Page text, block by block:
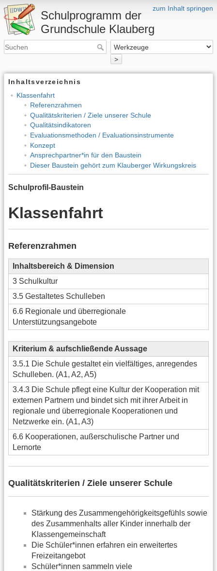
zum Inhalt springen
Schulprogramm der
Grundschule Klauberg
>
Inhaltsverzeichnis
Klassenfahrt
Referenzrahmen
Qualitätskriterien / Ziele unserer Schule
Qualitätsindikatoren
Evaluationsmethoden / Evaluationsinstrumente
Konzept
Ansprechpartner*in für den Baustein
Dieser Baustein gehört zum Klauberger Wirkungskreis
Schulprofil-Baustein
Klassenfahrt
Referenzrahmen
Inhaltsbereich & Dimension
3 Schulkultur
3.5 Gestaltetes Schulleben
6.6 Regionale und überregionale
Unterstützungsangebote
Kriterium & aufschließende Aussage
3.5.1 Die Schule gestaltet ein vielfältiges, anregendes
Schulleben. (A1, A2, A5)
3.4.3 Die Schule pflegt eine Kultur der Kooperation mit
externen Partnern und bindet sich mit ihrer Arbeit in
regionale und überregionale Kooperationen und
Netzwerke ein. (A1, A3)
6.6 Kooperationen, außerschulische Partner und
Lernorte
Qualitätskriterien / Ziele unserer Schule
Stärkung des Zusammengehörigkeitsgefühls sowie
des Zusammenhalts aller Kinder innerhalb der
Klassengemeinschaft
Die Schüler*innen erfahren ein erweitertes
Freizeitangebot
Schüler*innen sammeln viele